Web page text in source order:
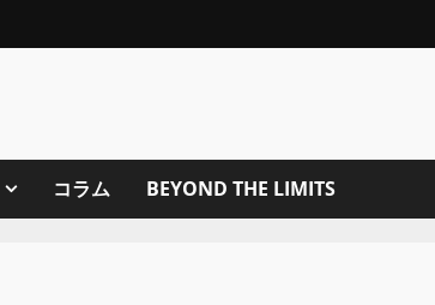
コラム BEYOND THE LIMITS